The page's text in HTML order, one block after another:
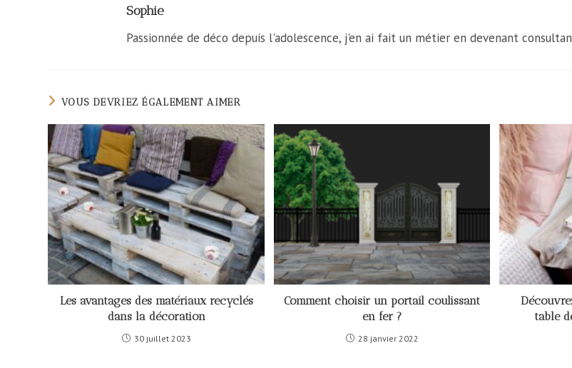
Sophie
Passionnée de déco depuis l'adolescence, j'en ai fait un métier en devenant
VOUS DEVRIEZ ÉGALEMENT AIMER
Les avantages des matériaux recyclés
dans la décoration
30 juillet 2023
Comment choisir un portail coulissant
en fer ?
28 janvier 2022
table